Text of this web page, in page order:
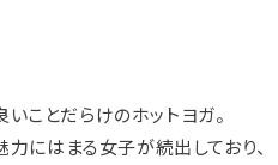
ことだらけのホットヨガ。
にはまる女子が続出しており、